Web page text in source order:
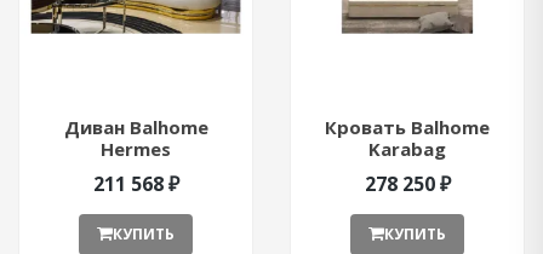
Диван Balhome
Hermes
211 568 ₽
КУПИТЬ
Кровать Balhome
Karabag
278 250 ₽
КУПИТЬ